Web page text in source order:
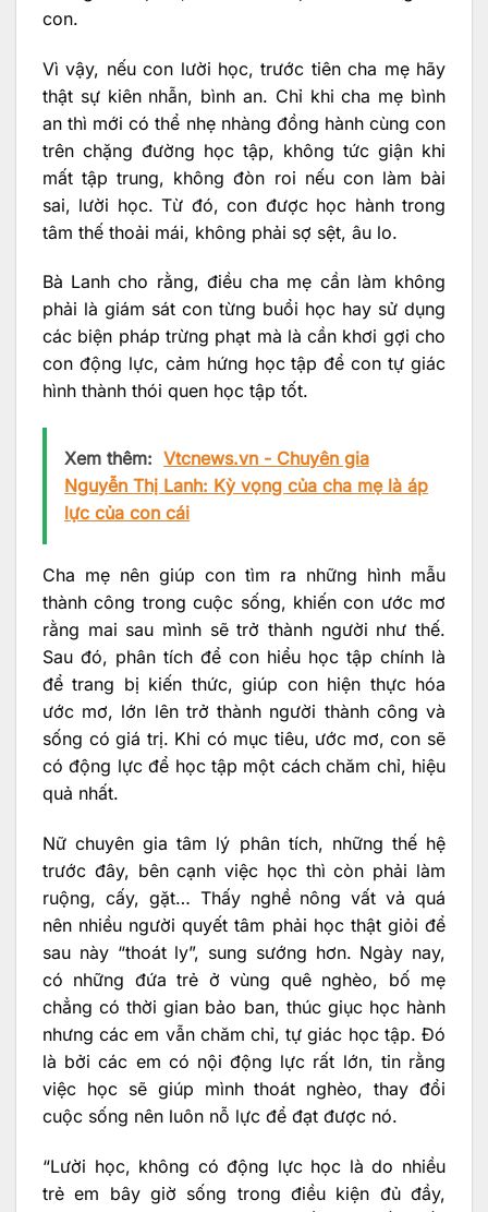
con.
Vì vậy, nếu con lười học, trước tiên cha mẹ hãy
thật sự kiên nhẫn, bình an. Chỉ khi cha mẹ bình
an thì mới có thể nhẹ nhàng đồng hành cùng con
trên chặng đường học tập, không tức giận khi
mất tập trung, không đòn roi nếu con làm bài
sai, lười học. Từ đó, con được học hành trong
tâm thế thoải mái, không phải sợ sệt, âu lo.
Bà Lanh cho rằng, điều cha mẹ cần làm không
phải là giám sát con từng buổi học hay sử dụng
các biện pháp trừng phạt mà là cần khơi gợi cho
con động lực, cảm hứng học tập để con tự giác
hình thành thói quen học tập tốt.
Xem thêm: Vtcnews.vn - Chuyên gia
Nguyễn Thị Lanh: Kỳ vọng của cha mẹ là áp
lực của con cái
Cha mẹ nên giúp con tìm ra những hình mẫu
thành công trong cuộc sống, khiến con ước mơ
rằng mai sau mình sẽ trở thành người như thế.
Sau đó, phân tích để con hiểu học tập chính là
để trang bị kiến thức, giúp con hiện thực hóa
ước mơ, lớn lên trở thành người thành công và
sống có giá trị. Khi có mục tiêu, ước mơ, con sẽ
có động lực để học tập một cách chăm chỉ, hiệu
quả nhất.
Nữ chuyên gia tâm lý phân tích, những thế hệ
trước đây, bên cạnh việc học thì còn phải làm
ruộng, cấy, gặt… Thấy nghề nông vất vả quá
nên nhiều người quyết tâm phải học thật giỏi để
sau này “thoát ly”, sung sướng hơn. Ngày nay,
có những đứa trẻ ở vùng quê nghèo, bố mẹ
chẳng có thời gian bảo ban, thúc giục học hành
nhưng các em vẫn chăm chỉ, tự giác học tập. Đó
là bởi các em có nội động lực rất lớn, tin rằng
việc học sẽ giúp mình thoát nghèo, thay đổi
cuộc sống nên luôn nỗ lực để đạt được nó.
“Lười học, không có động lực học là do nhiều
trẻ em bây giờ sống trong điều kiện đủ đầy,